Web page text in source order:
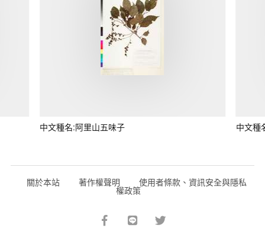
中文種名:阿里山五味子 中文種
關於本站 著作權聲明 使用者條款、資訊安全與隱私
權政策